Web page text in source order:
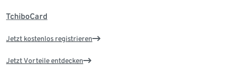
TchiboCard
Jetzt kostenlos registrieren
Jetzt Vorteile entdecken